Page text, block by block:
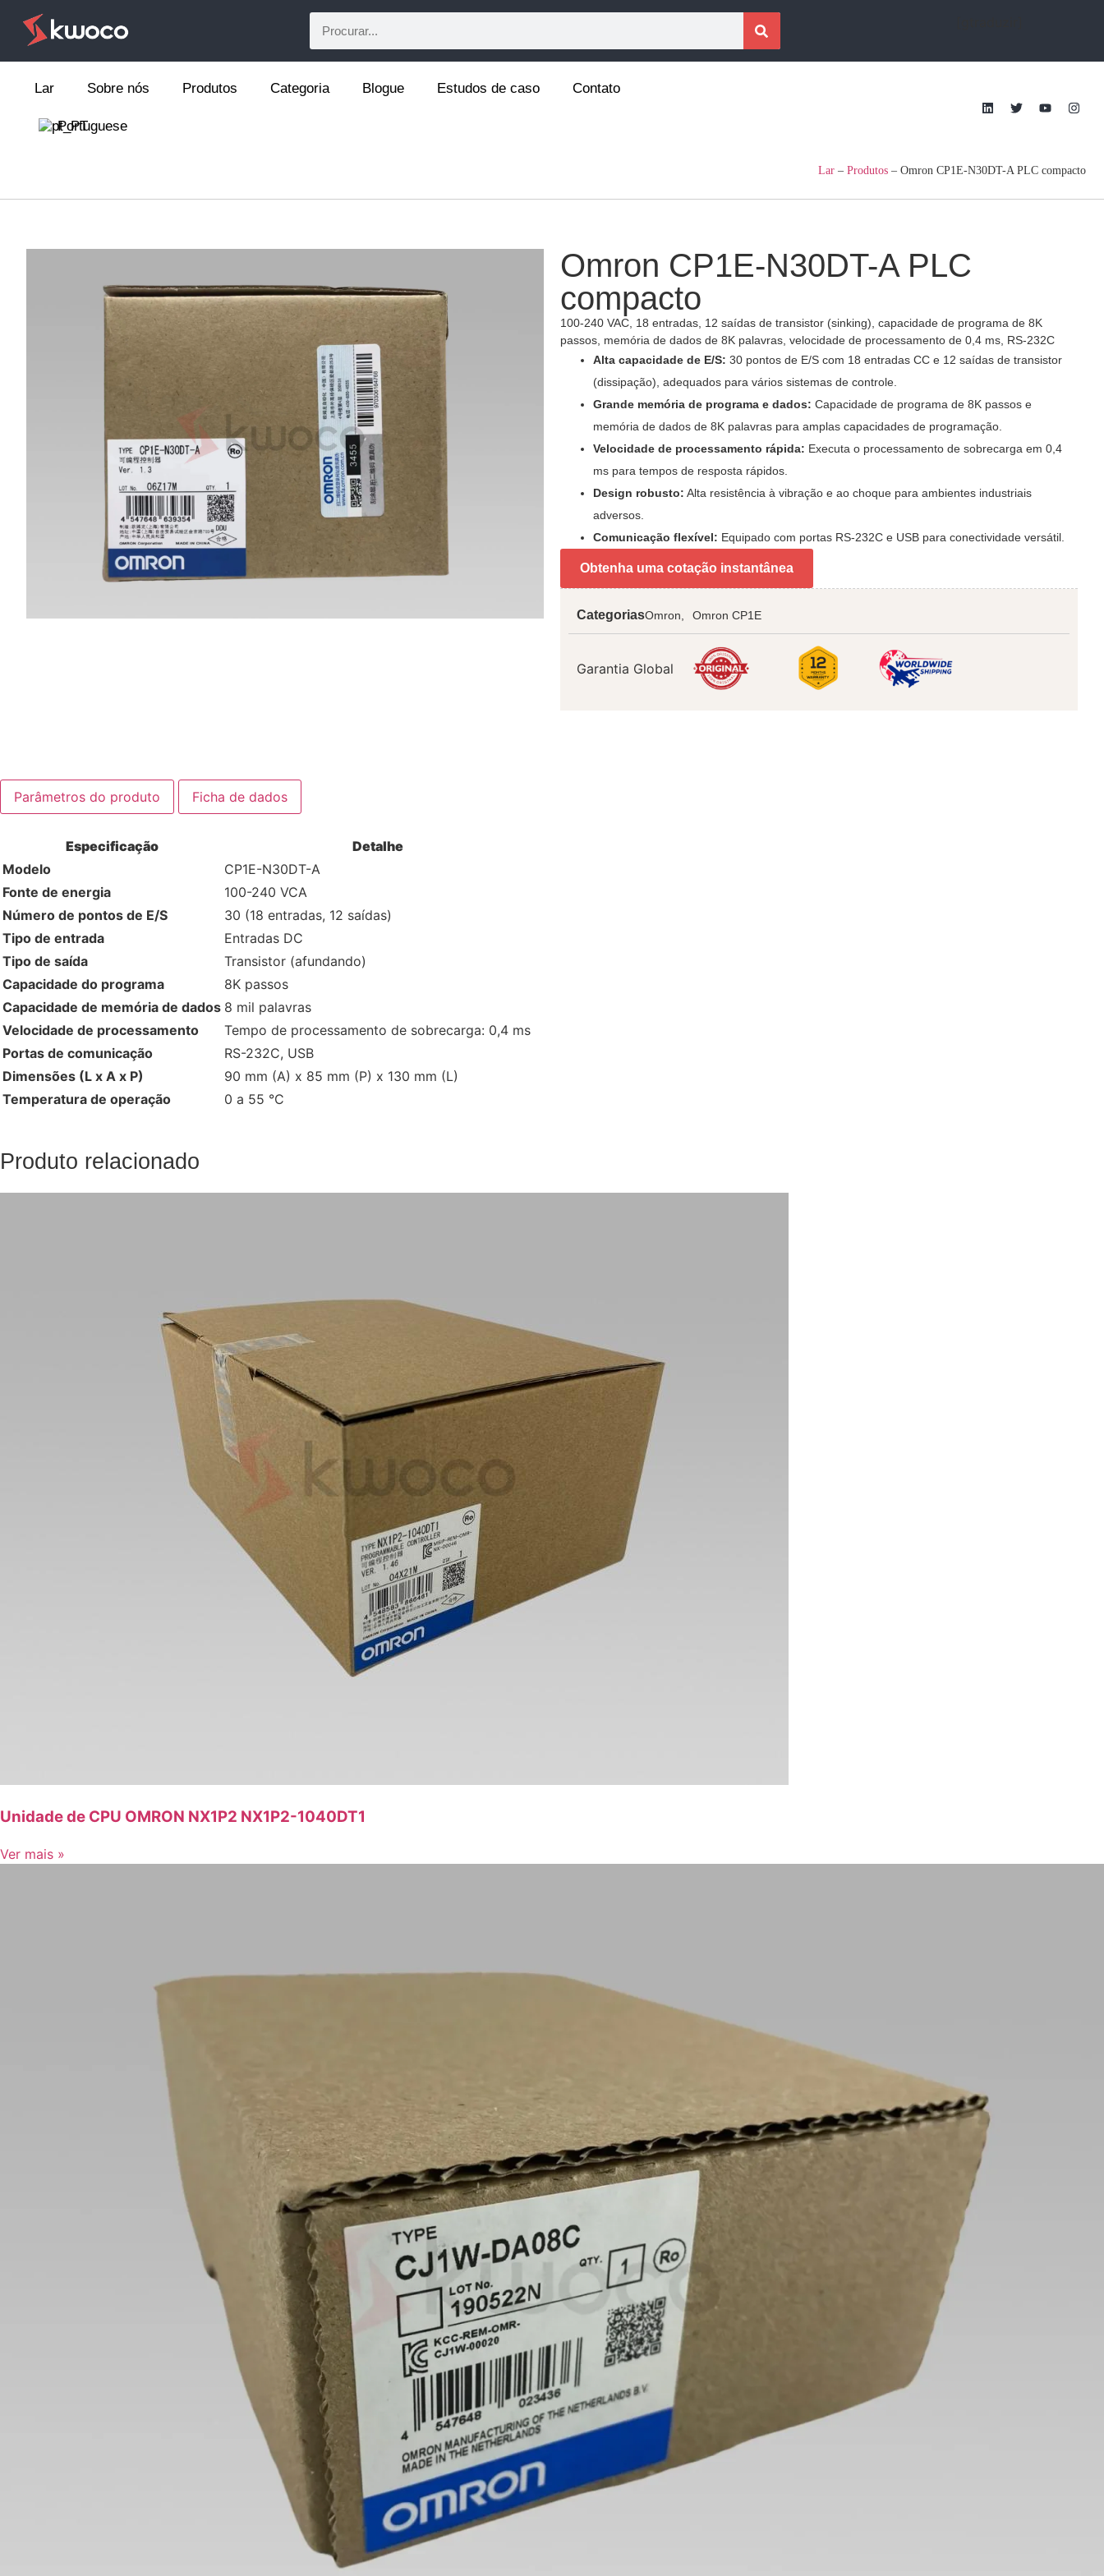
Lar Sobre nós Produtos Categoria Blogue Estudos de caso Contato
Portuguese
Lar – Produtos – Omron CP1E-N30DT-A PLC compacto
Omron CP1E-N30DT-A PLC
compacto
100-240 VAC, 18 entradas, 12 saídas de transistor (sinking), capacidade de programa de 8K
passos, memória de dados de 8K palavras, velocidade de processamento de 0,4 ms, RS-232C
Alta capacidade de E/S: 30 pontos de E/S com 18 entradas CC e 12 saídas de transistor
(dissipação), adequados para vários sistemas de controle.
Grande memória de programa e dados: Capacidade de programa de 8K passos e
memória de dados de 8K palavras para amplas capacidades de programação.
Velocidade de processamento rápida: Executa o processamento de sobrecarga em 0,4
ms para tempos de resposta rápidos.
Design robusto: Alta resistência à vibração e ao choque para ambientes industriais
adversos.
Comunicação flexível: Equipado com portas RS-232C e USB para conectividade versátil.
Obtenha uma cotação instantânea
CategoriasOmron, Omron CP1E
Garantia Global
Parâmetros do produto Ficha de dados
Especificação
Detalhe
Modelo
CP1E-N30DT-A
Fonte de energia
100-240 VCA
Número de pontos de E/S
30 (18 entradas, 12 saídas)
Tipo de entrada
Entradas DC
Tipo de saída
Transistor (afundando)
Capacidade do programa
8K passos
Capacidade de memória de dados 8 mil palavras
Velocidade de processamento
Tempo de processamento de sobrecarga: 0,4 ms
Portas de comunicação
RS-232C, USB
Dimensões (L x A x P)
90 mm (A) x 85 mm (P) x 130 mm (L)
Temperatura de operação
0 a 55 °C
Produto relacionado
Unidade de CPU OMRON NX1P2 NX1P2-1040DT1
Ver mais »